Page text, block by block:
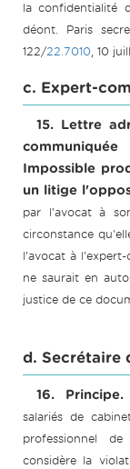
la confidentialité
déont. Paris
122/22.7010, 10
c. Expert-
15. Lettre
Impossible
un litige
par l'avocat à
circonstance
l'avocat à
ne saurait en
justice de ce
d. Secrétaire
16. Principe.
salariés de
professionnel
considère la